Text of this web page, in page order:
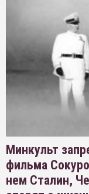
Минкульт
фильма
нем Сталин,